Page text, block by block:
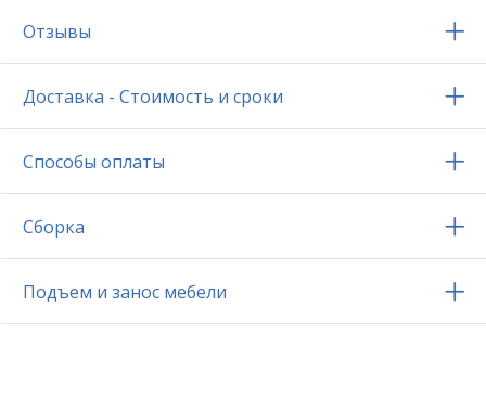
Отзывы
Доставка - Стоимость и сроки
Способы оплаты
Сборка
Подъем и занос мебели